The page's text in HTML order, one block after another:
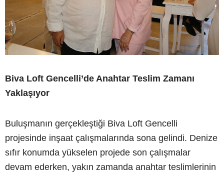
Biva Loft Gencelli’de Anahtar Teslim Zamanı
Yaklaşıyor
Buluşmanın gerçekleştiği Biva Loft Gencelli
projesinde inşaat çalışmalarında sona gelindi. Denize
sıfır konumda yükselen projede son çalışmalar
devam ederken, yakın zamanda anahtar teslimlerinin